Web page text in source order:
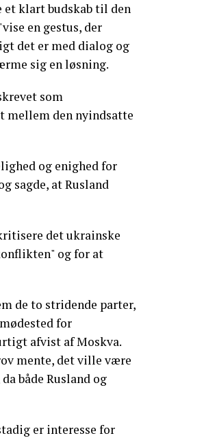
et klart budskab til den
en gestus, der
det er med dialog og
sig en løsning.
som
mellem den nyindsatte
og enighed for
sagde, at Rusland
det ukrainske
og for at
de to stridende parter,
for
afvist af Moskva.
mente, det ville være
både Rusland og
er interesse for